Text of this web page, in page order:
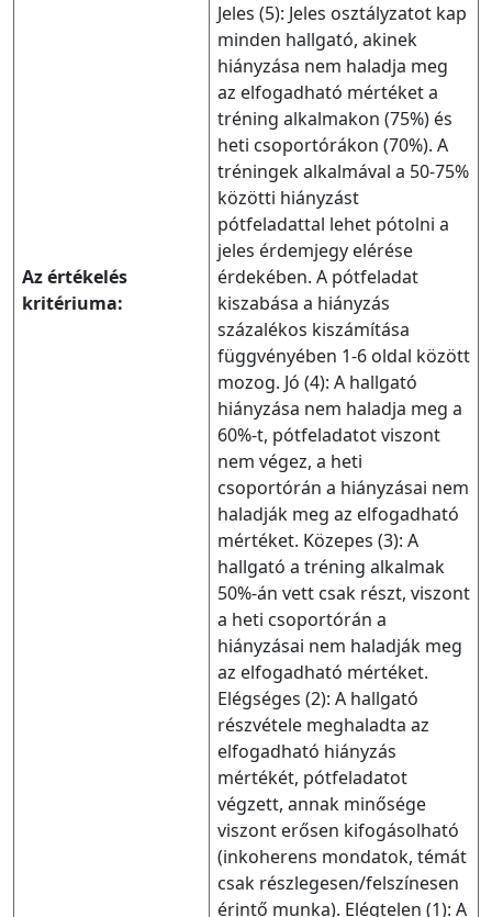
Az értékelés
kritériuma:
Jeles (5): Jeles osztályzatot kap
minden hallgató, akinek
hiányzása nem haladja meg
az elfogadható mértéket a
tréning alkalmakon (75%) és
heti csoportórákon (70%). A
tréningek alkalmával a 50-75%
közötti hiányzást
pótfeladattal lehet pótolni a
jeles érdemjegy elérése
érdekében. A pótfeladat
kiszabása a hiányzás
százalékos kiszámítása
függvényében 1-6 oldal között
mozog. Jó (4): A hallgató
hiányzása nem haladja meg a
60%-t, pótfeladatot viszont
nem végez, a heti
csoportórán a hiányzásai nem
haladják meg az elfogadható
mértéket. Közepes (3): A
hallgató a tréning alkalmak
50%-án vett csak részt, viszont
a heti csoportórán a
hiányzásai nem haladják meg
az elfogadható mértéket.
Elégséges (2): A hallgató
részvétele meghaladta az
elfogadható hiányzás
mértékét, pótfeladatot
végzett, annak minősége
viszont erősen kifogásolható
(inkoherens mondatok, témát
csak részlegesen/felszínesen
érintő munka). Elégtelen (1): A